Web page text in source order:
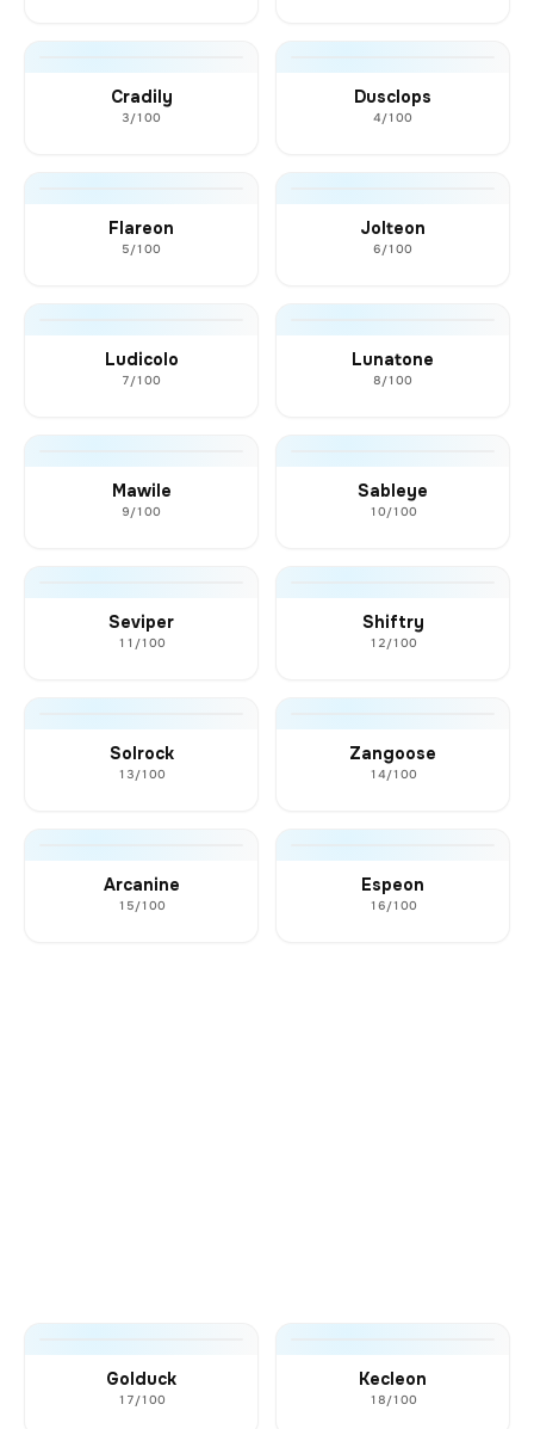
Cradily
3/100
Dusclops
4/100
Flareon
5/100
Jolteon
6/100
Ludicolo
7/100
Lunatone
8/100
Mawile
9/100
Sableye
10/100
Seviper
11/100
Shiftry
12/100
Solrock
13/100
Zangoose
14/100
Arcanine
15/100
Espeon
16/100
Golduck
17/100
Kecleon
18/100